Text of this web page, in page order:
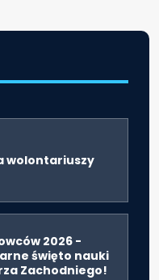
wolontariuszy
2026 -
święto nauki
Zachodniego!